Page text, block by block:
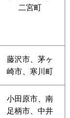
二宮町
藤沢市、茅ヶ
崎市、寒川町
小田原市、南
足柄市、中井